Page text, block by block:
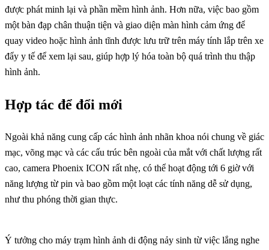
được phát minh lại và phần mềm hình ảnh. Hơn nữa, việc bao gồm
một bàn đạp chân thuận tiện và giao diện màn hình cảm ứng để
quay video hoặc hình ảnh tĩnh được lưu trữ trên máy tính lắp trên xe
đẩy y tế để xem lại sau, giúp hợp lý hóa toàn bộ quá trình thu thập
hình ảnh.
Hợp tác để đổi mới
Ngoài khả năng cung cấp các hình ảnh nhãn khoa nói chung về giác
mạc, võng mạc và các cấu trúc bên ngoài của mắt với chất lượng rất
cao, camera Phoenix ICON rất nhẹ, có thể hoạt động tới 6 giờ với
năng lượng từ pin và bao gồm một loạt các tính năng dễ sử dụng,
như thu phóng thời gian thực.
Ý tưởng cho máy trạm hình ảnh di động nảy sinh từ việc lắng nghe